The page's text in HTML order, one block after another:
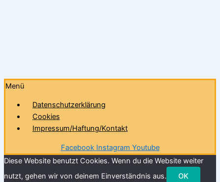
Menü
Datenschutzerklärung
Cookies
Impressum/Haftung/Kontakt
Facebook Instagram Youtube
Diese Website benutzt Cookies. Wenn du die Website weiter
nutzt, gehen wir von deinem Einverständnis aus.
OK